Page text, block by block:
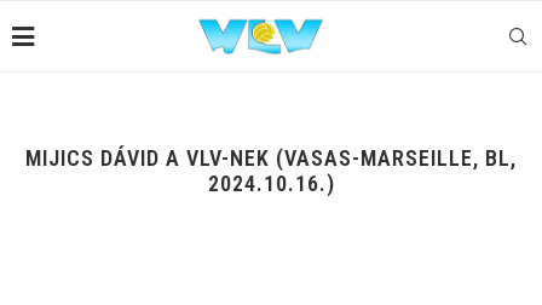
MIJICS DÁVID A VLV-NEK (VASAS-MARSEILLE, BL,
2024.10.16.)